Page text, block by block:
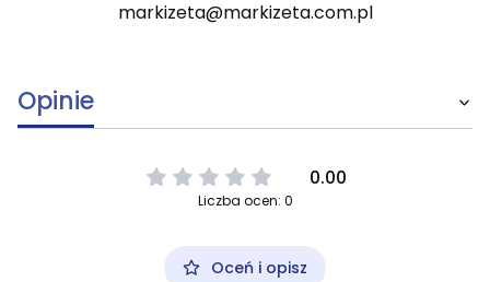
markizeta@markizeta.com.pl
Opinie
0.00
Liczba ocen: 0
Oceń i opisz